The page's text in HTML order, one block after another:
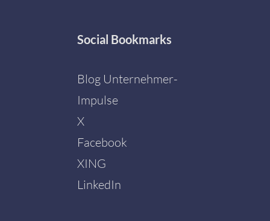
Social Bookmarks
Blog Unternehmer-
Impulse
X
Facebook
XING
LinkedIn
Mit dem
Karte
Sie die